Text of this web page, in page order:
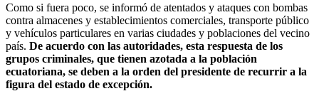
Como si fuera poco, se informó de atentados y ataques con bombas
contra almacenes y establecimientos comerciales, transporte público
y vehículos particulares en varias ciudades y poblaciones del vecino
país. De acuerdo con las autoridades, esta respuesta de los
grupos criminales, que tienen azotada a la población
ecuatoriana, se deben a la orden del presidente de recurrir a la
figura del estado de excepción.